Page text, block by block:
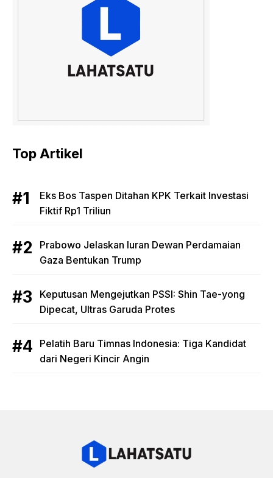
Top Artikel
Eks Bos Taspen Ditahan KPK Terkait Investasi
Fiktif Rp1 Triliun
Prabowo Jelaskan Iuran Dewan Perdamaian
Gaza Bentukan Trump
Keputusan Mengejutkan PSSI: Shin Tae-yong
Dipecat, Ultras Garuda Protes
Pelatih Baru Timnas Indonesia: Tiga Kandidat
dari Negeri Kincir Angin